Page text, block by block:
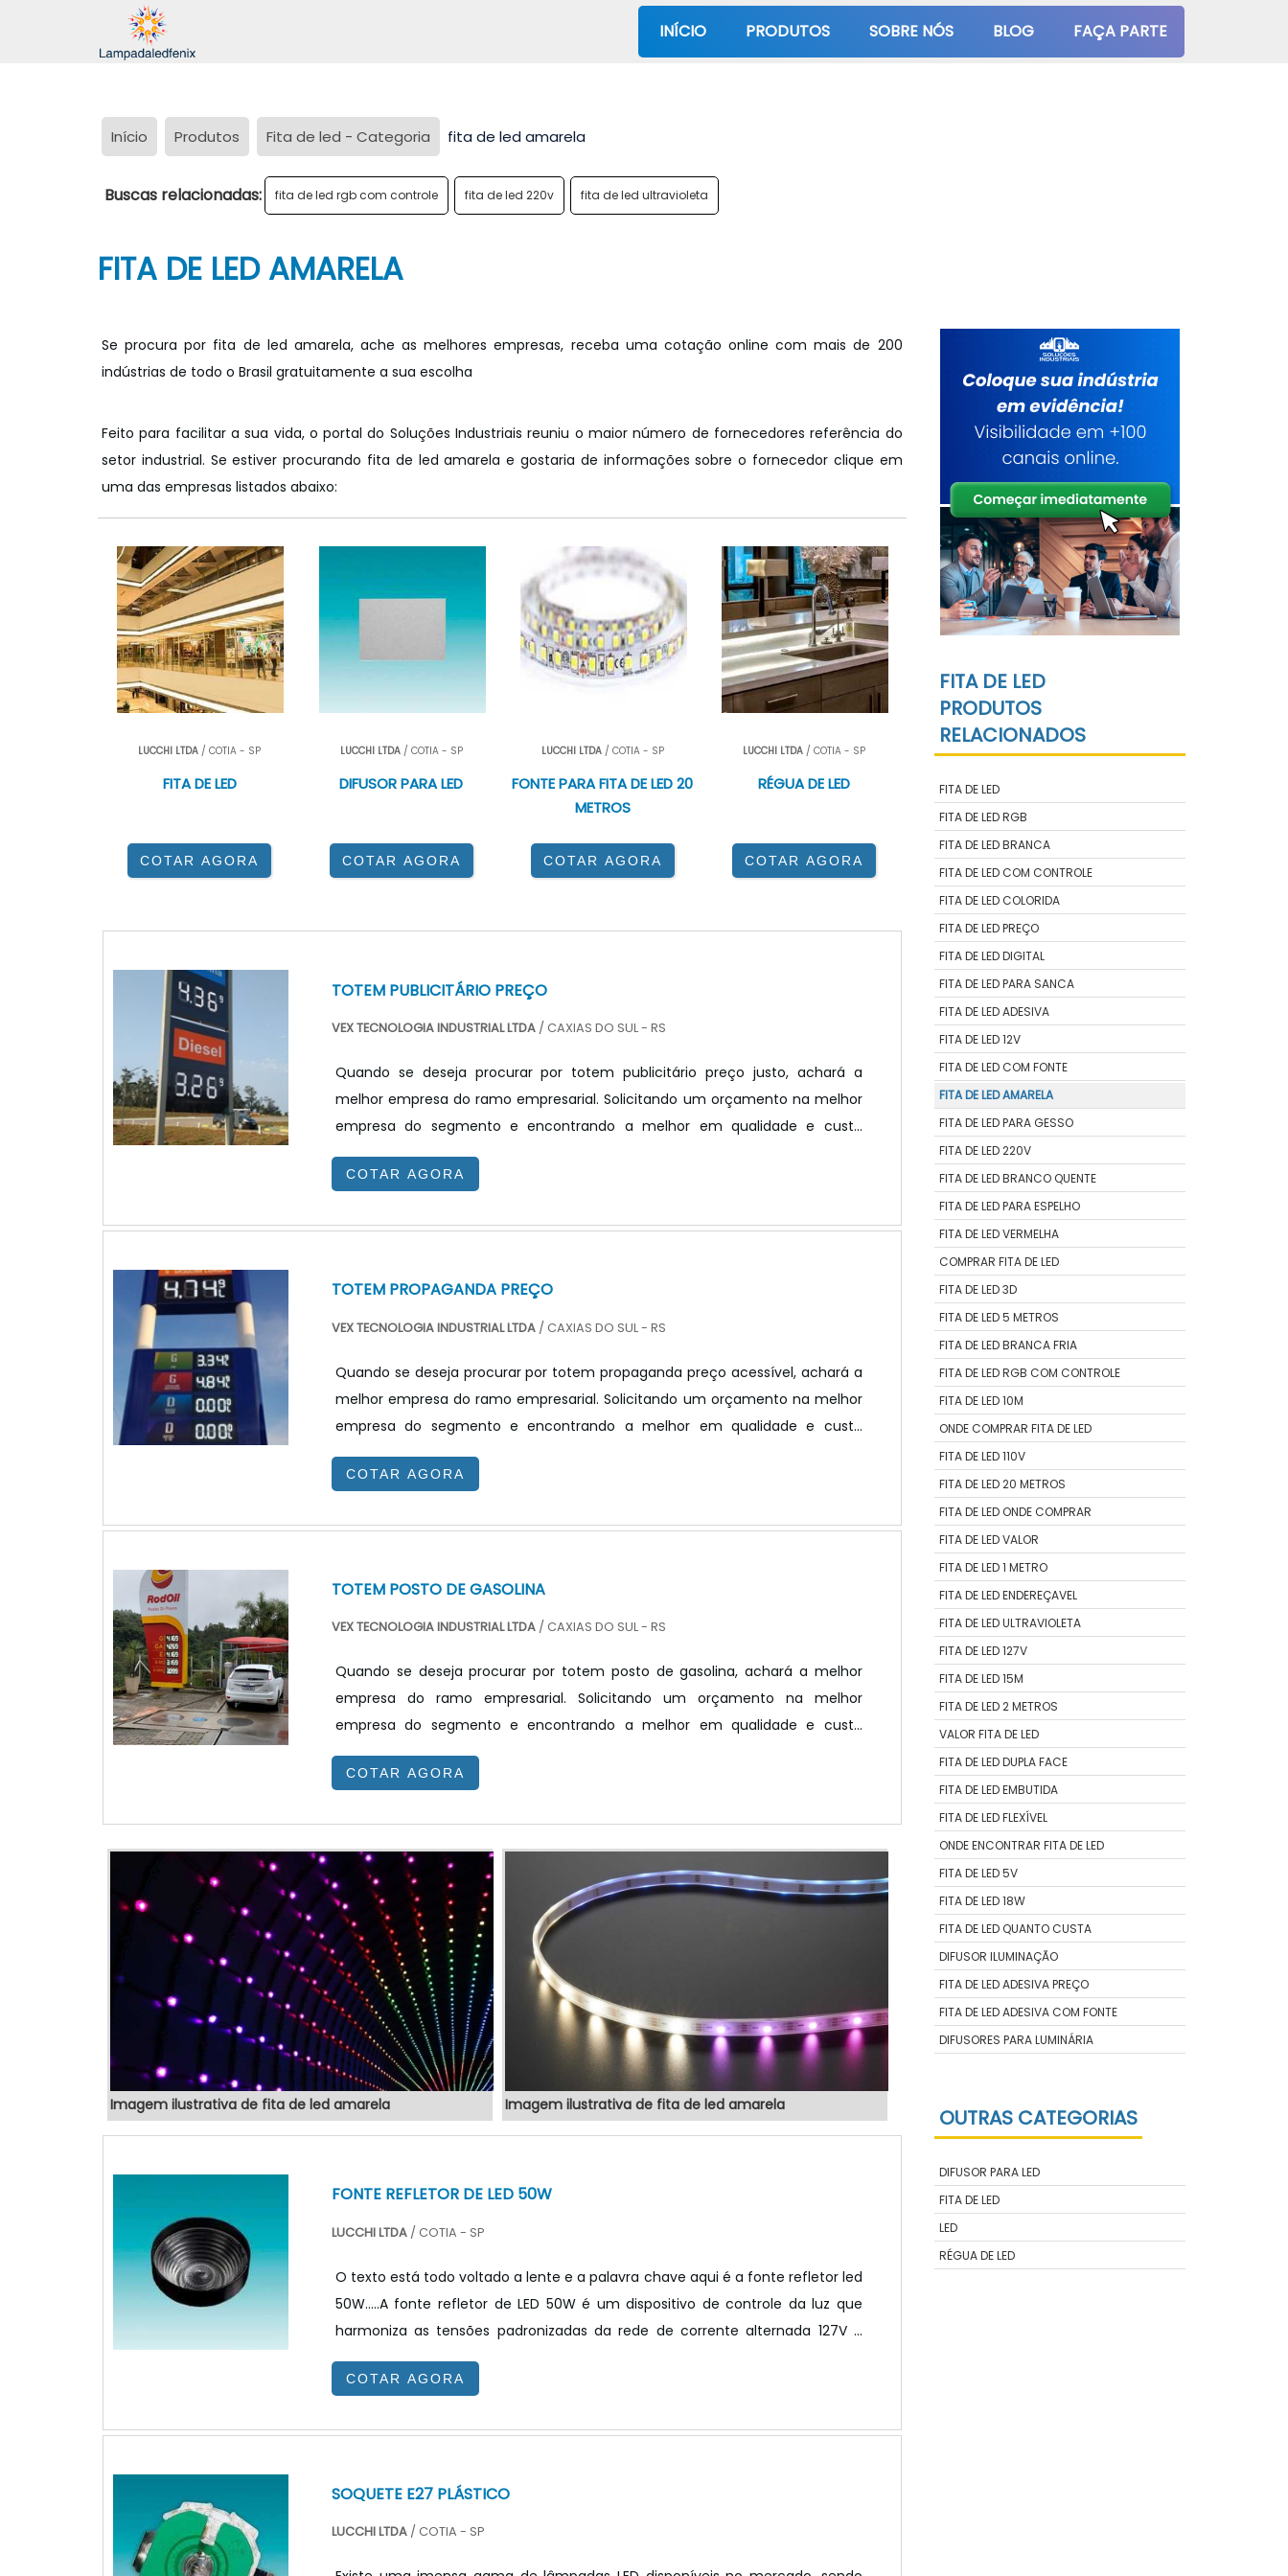
INÍCIO PRODUTOS SOBRE NÓS BLOG FAÇA PARTE
Início Produtos Fita de led - Categoria fita de led amarela
Buscas relacionadas: fita de led rgb com controle fita de led 220v fita de led ultravioleta
FITA DE LED AMARELA
Se procura por fita de led amarela, ache as melhores empresas, receba uma cotação online com mais de 200
indústrias de todo o Brasil gratuitamente a sua escolha
Feito para facilitar a sua vida, o portal do Soluções Industriais reuniu o maior número de fornecedores referência do
setor industrial. Se estiver procurando fita de led amarela e gostaria de informações sobre o fornecedor clique em
uma das empresas listados abaixo:
LUCCHI LTDA / COTIA - SP
FITA DE LED
COTAR AGORA
LUCCHI LTDA/ COTIA - SP
DIFUSOR PARA LED
COTAR AGORA
LUCCHI LTDA/ COTIA - SP
FONTE PARA FITA DE LED 20
METROS
COTAR AGORA
LUCCHI LTDA / COTIA - SP
RÉGUA DE LED
COTAR AGORA
TOTEM PUBLICITÁRIO PREÇO
VEX TECNOLOGIA INDUSTRIAL LTDA / CAXIAS DO SUL - RS
Quando se deseja procurar por totem publicitário preço justo, achará a
melhor empresa do ramo empresarial. Solicitando um orçamento na melhor
empresa do segmento e encontrando a melhor em qualidade e custo
benefício.Quando o interesse é por totem publicitário preço acessível, com a
equipe da VEX Tecnologia poderá encontrar ótima qualidade com resolução
JUSTO E ACESSÍV...
COTAR AGORA
TOTEM PROPAGANDA PREÇO
VEX TECNOLOGIA INDUSTRIAL LTDA / CAXIAS DO SUL - RS
Quando se deseja procurar por totem propaganda preço acessível, achará a
melhor empresa do ramo empresarial. Solicitando um orçamento na melhor
empresa do segmento e encontrando a melhor em qualidade e custo
benefício.TOTEM PROPAGANDA PREÇO JUSTO E ACESSÍVELQuem quer achar
totem propaganda preço justo e em uma empresa transparente, vai até o
combustível e painel ...
COTAR AGORA
TOTEM POSTO DE GASOLINA
VEX TECNOLOGIA INDUSTRIAL LTDA / CAXIAS DO SUL - RS
Quando se deseja procurar por totem posto de gasolina, achará a melhor
empresa do ramo empresarial. Solicitando um orçamento na melhor
empresa do segmento e encontrando a melhor em qualidade e custo
benefício.Quando o quesito é totem posto de gasolina, com os
colaboradores da VEX Tecnologia é possível encontrar precisão com produtos
COTAR AGORA
Imagem ilustrativa de fita de led amarela Imagem ilustrativa de fita de led amarela
FONTE REFLETOR DE LED 50W
LUCCHI LTDA/ COTIA - SP
O texto está todo voltado a lente e a palavra chave aqui é a fonte refletor led
50W.....A fonte refletor de LED 50W é um dispositivo de controle da luz que
harmoniza as tensões padronizadas da rede de corrente alternada 127V e
220V necessária para o funcionamento do LED. Assim são utilizadas em
conjunto com o refletor, holder, COB LED e dissipador.INFORMAÇÕES
consideração ao se adquirir a fonte para refletor de LED. Algumas d.
COTAR AGORA
SOQUETE E27 PLÁSTICO
LUCCHI LTDA/ COTIA - SP
FITA DE LED
PRODUTOS
RELACIONADOS
FITA DE LED
FITA DE LED RGB
FITA DE LED BRANCA
FITA DE LED COM CONTROLE
FITA DE LED COLORIDA
FITA DE LED PREÇO
FITA DE LED DIGITAL
FITA DE LED PARA SANCA
FITA DE LED ADESIVA
FITA DE LED 12V
FITA DE LED COM FONTE
FITA DE LED AMARELA
FITA DE LED PARA GESSO
FITA DE LED 220V
FITA DE LED BRANCO QUENTE
FITA DE LED PARA ESPELHO
FITA DE LED VERMELHA
COMPRAR FITA DE LED
FITA DE LED 3D
FITA DE LED 5 METROS
FITA DE LED BRANCA FRIA
FITA DE LED RGB COM CONTROLE
FITA DE LED 10M
ONDE COMPRAR FITA DE LED
FITA DE LED 110V
FITA DE LED 20 METROS
FITA DE LED ONDE COMPRAR
FITA DE LED VALOR
FITA DE LED 1 METRO
FITA DE LED ENDEREÇAVEL
FITA DE LED ULTRAVIOLETA
FITA DE LED 127V
FITA DE LED 15M
FITA DE LED 2 METROS
VALOR FITA DE LED
FITA DE LED DUPLA FACE
FITA DE LED EMBUTIDA
FITA DE LED FLEXÍVEL
ONDE ENCONTRAR FITA DE LED
FITA DE LED 5V
FITA DE LED 18W
FITA DE LED QUANTO CUSTA
DIFUSOR ILUMINAÇÃO
FITA DE LED ADESIVA PREÇO
FITA DE LED ADESIVA COM FONTE
DIFUSORES PARA LUMINÁRIA
OUTRAS CATEGORIAS
DIFUSOR PARA LED
FITA DE LED
LED
RÉGUA DE LED